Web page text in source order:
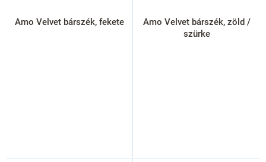
Amo Velvet bárszék, fekete
Amo Velvet bárszék, zöld /
szürke